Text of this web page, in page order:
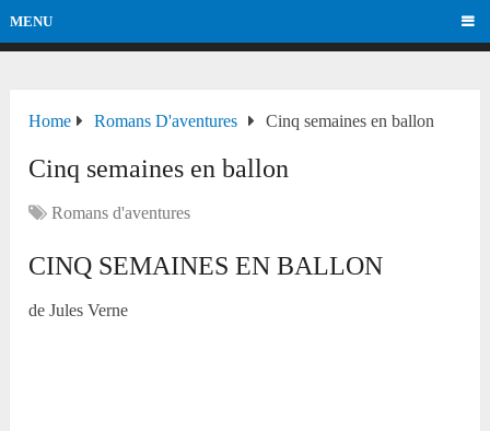
MENU
Home Romans D'aventures Cinq semaines en ballon
Cinq semaines en ballon
Romans d'aventures
CINQ SEMAINES EN BALLON
de Jules Verne